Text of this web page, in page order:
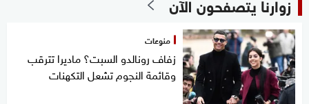
منوعات
زفاف رونالدو السبت؟ ماديرا تترقب
وقائمة النجوم تشعل التكهنات